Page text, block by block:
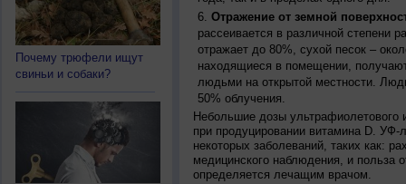
Почему трюфели ищут
свиньи и собаки?
Отражение от земной
рассеивается в различной степени
отражает до 80%, сухой песок –
находящиеся в помещении,
людьми на открытой местности.
50% облучения.
Небольшие дозы ультрафиолетового
при продуцировании витамина D.
некоторых заболеваний, таких как:
медицинского наблюдения, и польза
определяется лечащим врачом.